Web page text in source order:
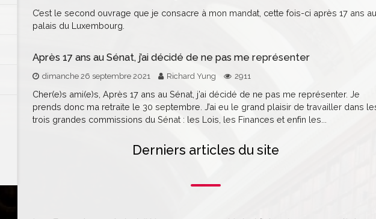
C’est le second ouvrage que je consacre à mon mandat, cette fois-ci après 17 ans au
palais du Luxembourg.
Après 17 ans au Sénat, j’ai décidé de ne pas me représenter
dimanche 26 septembre 2021 Richard Yung 2911
Cher(e)s ami(e)s, Après 17 ans au Sénat, j’ai décidé de ne pas me représenter. Je
prends donc ma retraite le 30 septembre. J’ai eu le grand plaisir de travailler dans
trois grandes commissions du Sénat : les Lois, les Finances et enfin les...
Derniers articles du site